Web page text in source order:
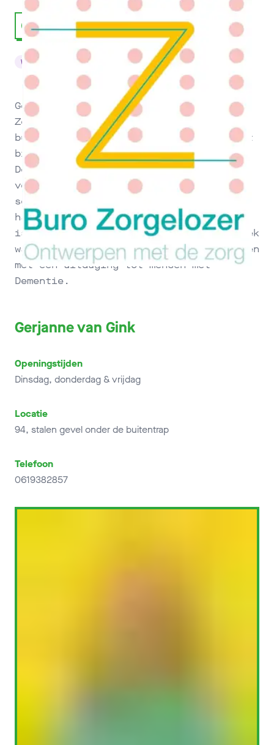
Welzijn Communicatie & Vormgeving Ontwerpend Onderzoek
Gerjanne van Gink, eigenaar van Buro
Zorgelozer. Een ontwerpend onderzoek
bureau met de zorg. Haar expertise ligt
bij het ontwerpen met mensen met
Dementie. Ze werkt voor gemeenten,
verpleeghuizen, jeugdzorg en hoge
scholen. Ook veroverd ze Nederland met
haar Vergeet-mij-niet-paden. Haar doel
is de wereld inclusiever maken. Een plek
waar iedereen mee kan doen! Van jongeren
met een uitdaging tot mensen met
Dementie.
Gerjanne van Gink
Openingstijden
Dinsdag, donderdag & vrijdag
Locatie
94, stalen gevel onder de buitentrap
Telefoon
0619382857